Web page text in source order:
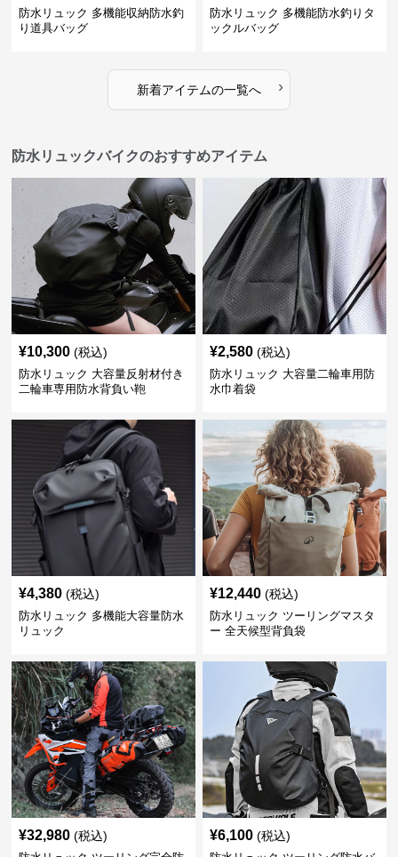
防水リュック 多機能収納防水釣
り道具バッグ
防水リュック 多機能防水釣りタ
ックルバッグ
新着アイテムの一覧へ ›
防水リュックバイクのおすすめアイテム
¥10,300 (税込)
防水リュック 大容量反射材付き
二輪車専用防水背負い鞄
¥2,580 (税込)
防水リュック 大容量二輪車用防
水巾着袋
¥4,380 (税込)
防水リュック 多機能大容量防水
リュック
¥12,440 (税込)
防水リュック ツーリングマスタ
ー 全天候型背負袋
¥32,980 (税込) ¥6,100 (税込)